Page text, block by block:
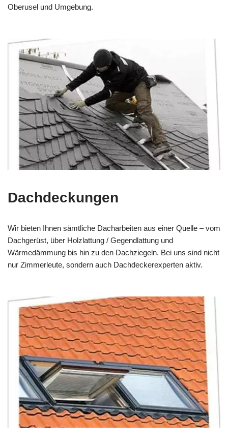
Oberusel und Umgebung.
Dachdeckungen
Wir bieten Ihnen sämtliche Dacharbeiten aus einer Quelle – vom
Dachgerüst, über Holzlattung / Gegendlattung und
Wärmedämmung bis hin zu den Dachziegeln. Bei uns sind nicht
nur Zimmerleute, sondern auch Dachdeckerexperten aktiv.